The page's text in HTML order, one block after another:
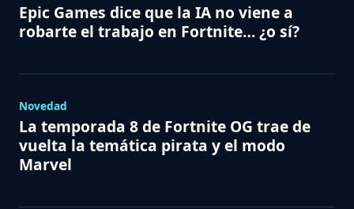
Epic Games dice que la IA no viene a
robarte el trabajo en Fortnite… ¿o sí?
Novedad
La temporada 8 de Fortnite OG trae de
vuelta la temática pirata y el modo
Marvel